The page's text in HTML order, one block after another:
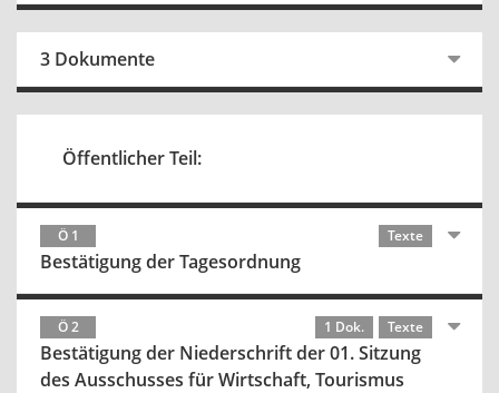
3 Dokumente
Öffentlicher Teil:
Ö 1 Texte
Bestätigung der Tagesordnung
Ö 2 1 Dok. Texte
Bestätigung der Niederschrift der 01. Sitzung
des Ausschusses für Wirtschaft, Tourismus